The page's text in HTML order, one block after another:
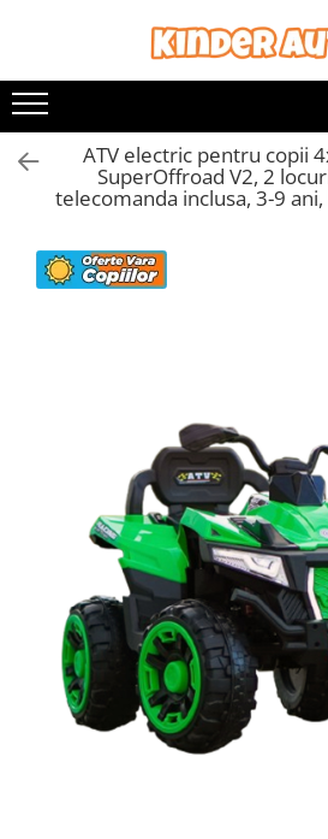
ATV electric pentru copii
SuperOffroad V2, 2
telecomanda inclusa, 3-9